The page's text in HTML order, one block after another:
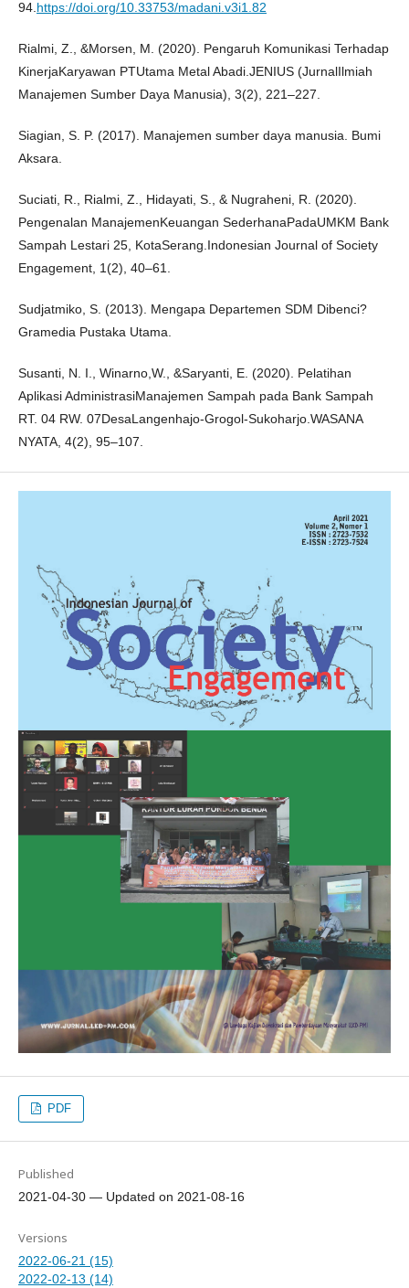
94. https://doi.org/10.33753/madani.v3i1.82
Rialmi, Z., &Morsen, M. (2020). Pengaruh Komunikasi Terhadap
KinerjaKaryawan PTUtama Metal Abadi.JENIUS (JurnalIlmiah
Manajemen Sumber Daya Manusia), 3(2), 221–227.
Siagian, S. P. (2017). Manajemen sumber daya manusia. Bumi
Aksara.
Suciati, R., Rialmi, Z., Hidayati, S., & Nugraheni, R. (2020).
Pengenalan ManajemenKeuangan SederhanaPadaUMKM Bank
Sampah Lestari 25, KotaSerang.Indonesian Journal of Society
Engagement, 1(2), 40–61.
Sudjatmiko, S. (2013). Mengapa Departemen SDM Dibenci?
Gramedia Pustaka Utama.
Susanti, N. I., Winarno,W., &Saryanti, E. (2020). Pelatihan
Aplikasi AdministrasiManajemen Sampah pada Bank Sampah
RT. 04 RW. 07DesaLangenhajo-Grogol-Sukoharjo.WASANA
NYATA, 4(2), 95–107.
PDF
Published
2021-04-30 — Updated on 2021-08-16
Versions
2022-06-21 (15)
2022-02-13 (14)